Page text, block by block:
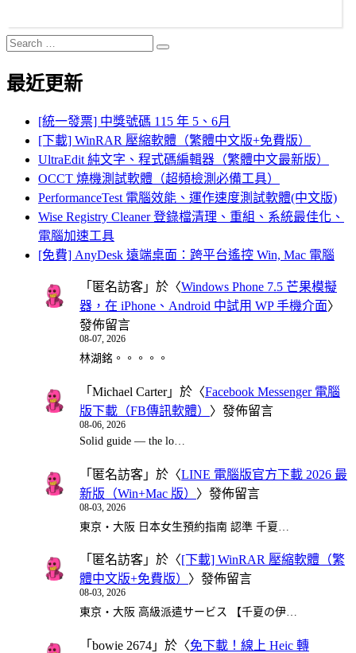
Search
for:
Search
最近更新
[統一發票] 中獎號碼 115 年 5、6月
[下載] WinRAR 壓縮軟體（繁體中文版+免費版）
UltraEdit 純文字、程式碼編輯器（繁體中文最新版）
OCCT 燒機測試軟體（超頻檢測必備工具）
PerformanceTest 電腦效能、運作速度測試軟體(中文版)
Wise Registry Cleaner 登錄檔清理、重組、系統最佳化、
電腦加速工具
[免費] AnyDesk 遠端桌面：跨平台遙控 Win, Mac 電腦
「 匿名訪客 」於〈Windows Phone 7.5 芒果模擬
器，在 iPhone、Android 中試用 WP 手機介面〉
發佈留言
08-07, 2026
林湖銘。。。。。
「 Michael Carter」於〈Facebook Messenger 電腦
版下載（FB傳訊軟體） 〉發佈留言
08-06, 2026
Solid guide — the lo…
「 匿名訪客 」於〈LINE 電腦版官方下載 2026 最
新版（Win+Mac 版） 〉發佈留言
08-03, 2026
東京・大阪 日本女生預約指南 認準 千夏…
「 匿名訪客 」於〈[下載] WinRAR 壓縮軟體（繁
體中文版+免費版） 〉發佈留言
08-03, 2026
東京・大阪 高級派遣サービス 【千夏の伊…
「 bowie 2674 」於〈免下載！線上 Heic 轉